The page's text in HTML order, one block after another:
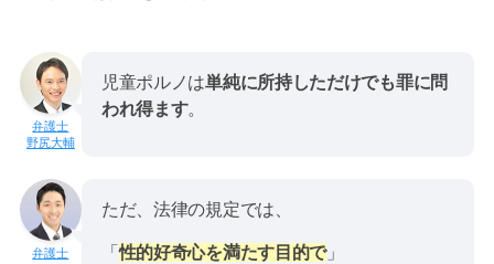
野尻大輔
児童ポルノは単純に所持しただけでも罪に問
われ得ます。
ただ、法律の規定では、
「性的好奇心を満たす目的で」